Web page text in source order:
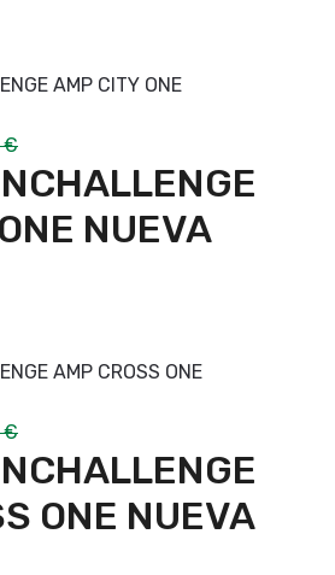
€
NUEVA
€
ONE NUEVA